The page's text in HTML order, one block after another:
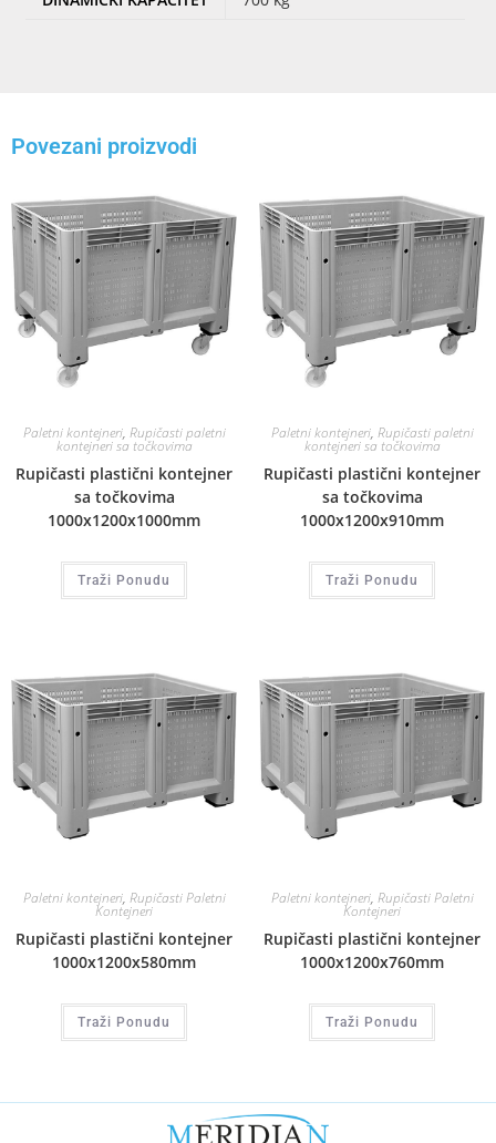
Povezani proizvodi
Paletni kontejneri, Rupičasti paletni
kontejneri sa točkovima
Rupičasti plastični kontejner
sa točkovima
1000x1200x1000mm
Traži Ponudu
Paletni kontejneri, Rupičasti paletni
kontejneri sa točkovima
Rupičasti plastični kontejner
sa točkovima
1000x1200x910mm
Traži Ponudu
Paletni kontejneri, Rupičasti Paletni
Kontejneri
Rupičasti plastični kontejner
1000x1200x580mm
Traži Ponudu
Paletni kontejneri, Rupičasti Paletni
Kontejneri
Rupičasti plastični kontejner
1000x1200x760mm
Traži Ponudu